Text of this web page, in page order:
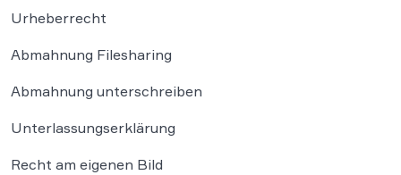
Urheberrecht
Abmahnung Filesharing
Abmahnung unterschreiben
Unterlassungserklärung
Recht am eigenen Bild